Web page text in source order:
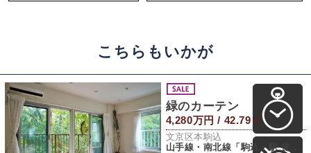
こちらもいかが
緑のカーテン
4,280万円 / 42.79㎡
文京区本駒込